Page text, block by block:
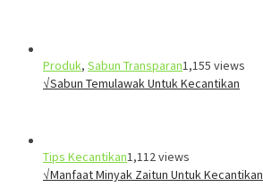
Produk, Sabun Transparan1,155 views
√Sabun Temulawak Untuk Kecantikan
Tips Kecantikan1,112 views
√Manfaat Minyak Zaitun Untuk Kecantikan